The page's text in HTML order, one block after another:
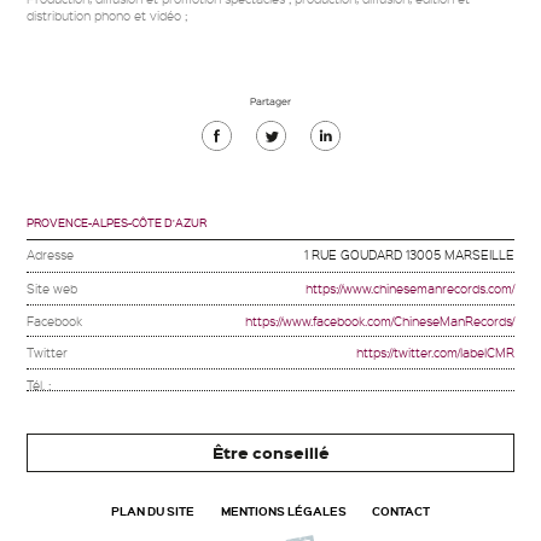
distribution phono et vidéo ;
Partager
Partager
Partager
PROVENCE-ALPES-CÔTE D'AZUR
Adresse 1 RUE GOUDARD 13005 MARSEILLE
Site web https://www.chinesemanrecords.com/
Facebook https://www.facebook.com/ChineseManRecords/
Twitter https://twitter.com/labelCMR
Tél. :
Être conseillé
PLAN DU SITE MENTIONS LÉGALES CONTACT